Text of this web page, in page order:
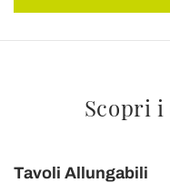
Scopri
Tavoli Allungabili